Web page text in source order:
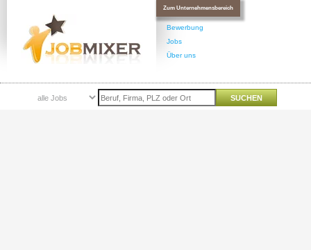
Zum Unternehmensbereich
Bewerbung
Jobs
Über uns